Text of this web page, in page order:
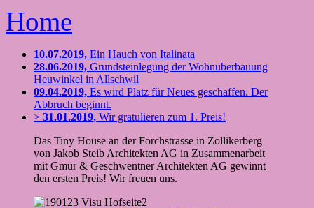
Home
10.07.2019, Ein Hauch von Italinata
28.06.2019, Grundsteinlegung der Wohnüberbauung
Heuwinkel in Allschwil
09.04.2019, Es wird Platz für Neues geschaffen. Der
Abbruch beginnt.
> 31.01.2019, Wir gratulieren zum 1. Preis!
Das Tiny House an der Forchstrasse in Zollikerberg
von Jakob Steib Architekten AG in Zusammenarbeit
mit Gmür & Geschwentner Architekten AG gewinnt
den ersten Preis! Wir freuen uns.